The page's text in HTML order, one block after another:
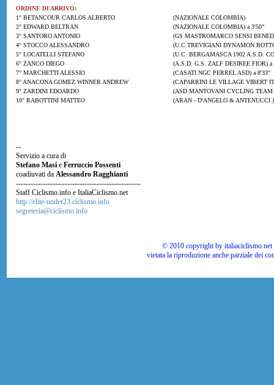
ORDINE DI ARRIVO:
1° BETANCOUR CARLOS ALBERTO
(NAZIONALE COLOMBIA)
2° EDWARD BELTRAN
(NAZIONALE COLOMBIA) a 3'50"
3° SANTORO ANTONIO
(GS MASTROMARCO SENSI
4° STOCCO ALESSANDRO
(U.C.TREVIGIANI DYNAMON
5° LOCATELLI STEFANO
(U.C. BERGAMASCA 1902 A.S.D.
6° ZANCO DIEGO
(A.S.D. G.S. ZALF DESIREE FIOR) a
7° MARCHETTI ALESSIO
(CASATI NGC PERREL ASD) a 8'33"
8° ANACONA GOMEZ WINNER ANDREW
(CAPARRINI LE VILLAGE VIBERT
9° ZARDINI EDOARDO
(ASD MANTOVANI CYCLING TEAM
10° RABOTTINI MATTEO
(ARAN - D'ANGELO & ANTENUCCI
--
Servizio a cura di
Stefano Masi e Ferruccio Possenti
coadiuvati da Alessandro Ragghianti
---------------------------------------------------
Staff Ciclismo.info e ItaliaCiclismo.net
http://elite-under23.ciclismo.info
segreteria@ciclismo.info
© 2010 copyright by
vietata la riproduzione anche parziale dei